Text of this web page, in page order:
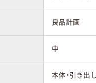
良品計画
中
本体・引き出